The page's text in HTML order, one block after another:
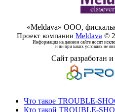
«Meldava» ООО,
Проект компании Meldava ©
Информация на данном сайте носит
и ни при каких условиях не
Сайт разработан
Что такое TROUBLE-
Кто такой TROUBLE-